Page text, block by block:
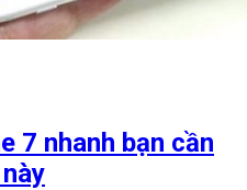
7 nhanh bạn cần